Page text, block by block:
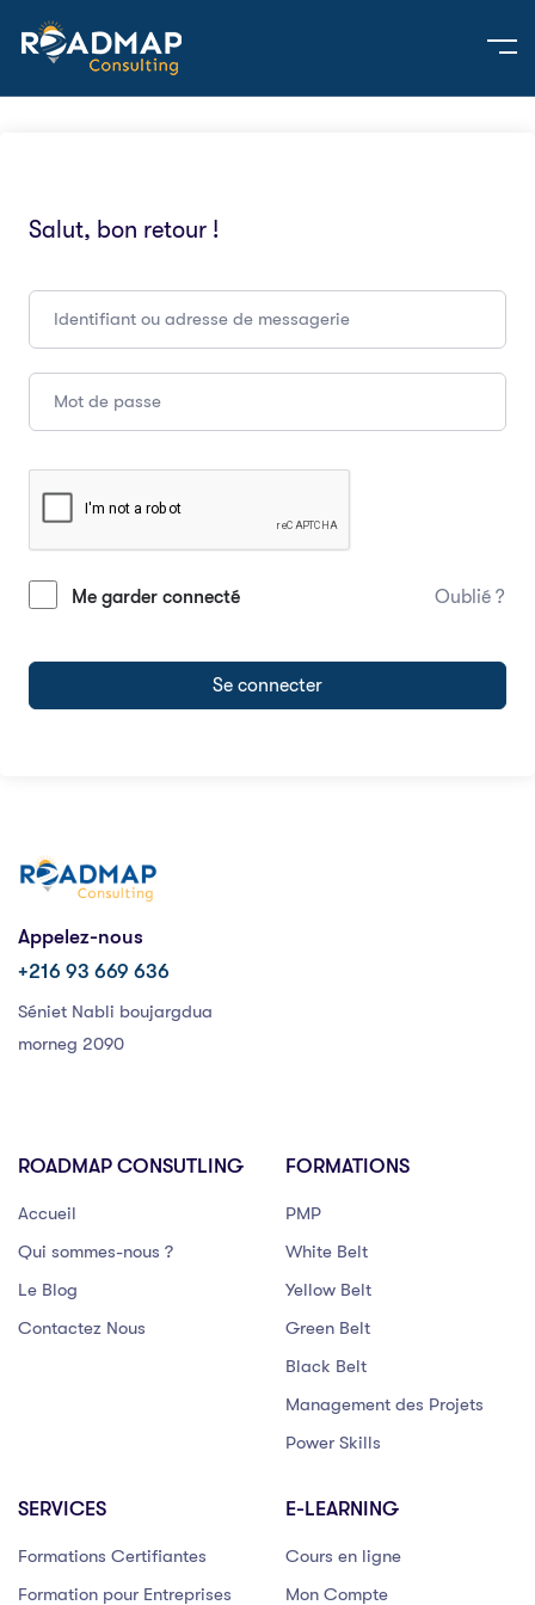
Salut, bon retour !
Me garder connecté Oublié ?
Se connecter
Appelez-nous
+216 93 669 636
Séniet Nabli boujargdua
morneg 2090
ROADMAP CONSUTLING
Accueil
Qui sommes-nous ?
Le Blog
Contactez Nous
FORMATIONS
PMP
White Belt
Yellow Belt
Green Belt
Black Belt
Management des Projets
Power Skills
SERVICES
Formations Certifiantes
Formation pour Entreprises
E-LEARNING
Cours en ligne
Mon Compte